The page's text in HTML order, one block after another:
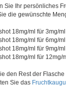
Sie Ihr persönliches
die gewünschte
18mg/ml für 3mg/
18mg/ml für 6mg/
18mg/ml für 9mg/
18mg/ml für 12mg/
den Rest der Flasche
Sie das